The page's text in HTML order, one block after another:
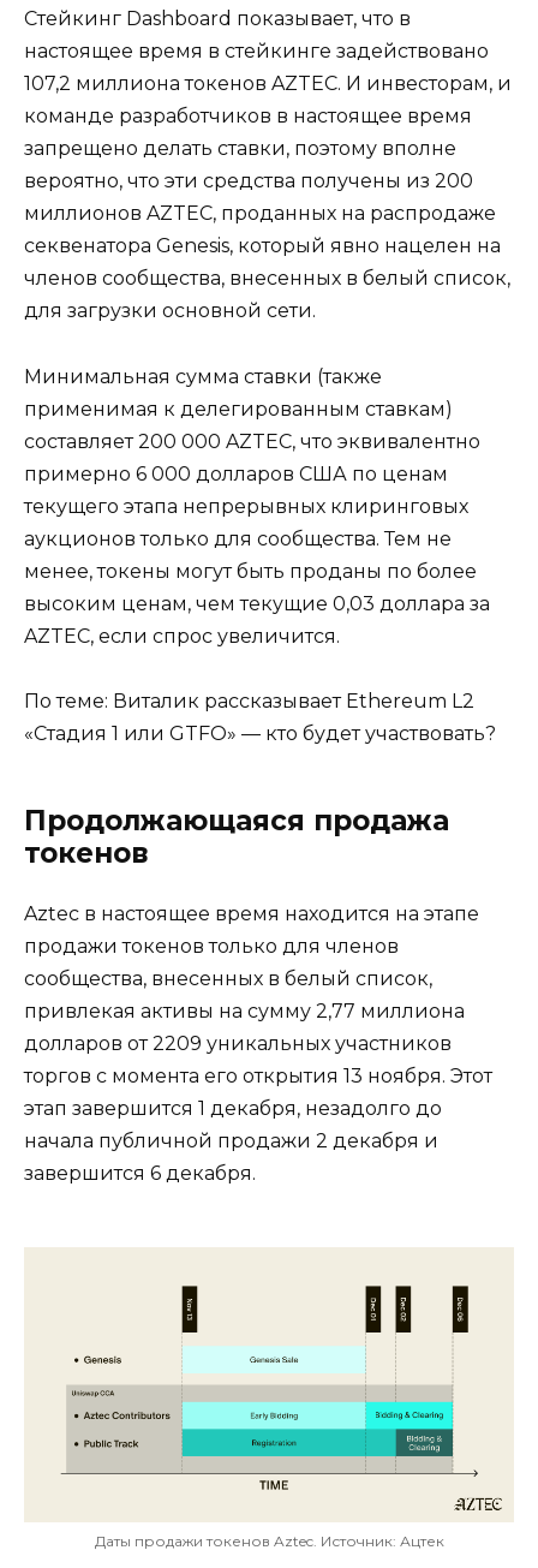
Стейкинг Dashboard показывает, что в
настоящее время в стейкинге задействовано
107,2 миллиона токенов AZTEC. И инвесторам, и
команде разработчиков в настоящее время
запрещено делать ставки, поэтому вполне
вероятно, что эти средства получены из 200
миллионов AZTEC, проданных на распродаже
секвенатора Genesis, который явно нацелен на
членов сообщества, внесенных в белый список,
для загрузки основной сети.
Минимальная сумма ставки (также
применимая к делегированным ставкам)
составляет 200 000 AZTEC, что эквивалентно
примерно 6 000 долларов США по ценам
текущего этапа непрерывных клиринговых
аукционов только для сообщества. Тем не
менее, токены могут быть проданы по более
высоким ценам, чем текущие 0,03 доллара за
AZTEC, если спрос увеличится.
По теме: Виталик рассказывает Ethereum L2
«Стадия 1 или GTFO» — кто будет участвовать?
Продолжающаяся продажа
токенов
Aztec в настоящее время находится на этапе
продажи токенов только для членов
сообщества, внесенных в белый список,
привлекая активы на сумму 2,77 миллиона
долларов от 2209 уникальных участников
торгов с момента его открытия 13 ноября. Этот
этап завершится 1 декабря, незадолго до
начала публичной продажи 2 декабря и
завершится 6 декабря.
Даты продажи токенов Aztec. Источник: Ацтек